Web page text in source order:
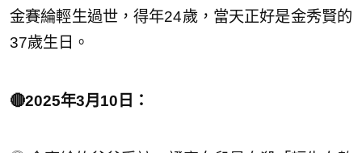
金賽綸輕生過世，得年24歲，當天正好是金秀賢的
37歲生日。
🔴2025年3月10日：